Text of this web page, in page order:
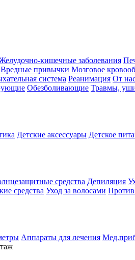
кишечные заболевания
Вредные привычки Мозговое
система Реанимация От
Обезболивающие Травмы,
Детские аксессуары Детское
средства Депиляция
средства Уход за волосами Против
Аппараты для лечения